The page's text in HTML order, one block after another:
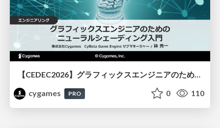
【CEDEC2026】グラフィックスエンジニアのためのニューラルシェーディング入門
cygames
PRO 0 110